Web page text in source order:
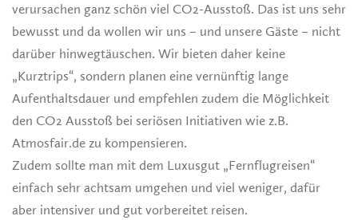
verursachen ganz schön viel CO2-Ausstoß. Das ist uns sehr
bewusst und da wollen wir uns – und unsere Gäste – nicht
darüber hinwegtäuschen. Wir bieten daher keine
„Kurztrips“, sondern planen eine vernünftig lange
Aufenthaltsdauer und empfehlen zudem die Möglichkeit
den CO2 Ausstoß bei seriösen Initiativen wie z.B.
Atmosfair.de zu kompensieren.
Zudem sollte man mit dem Luxusgut „Fernflugreisen“
einfach sehr achtsam umgehen und viel weniger, dafür
aber intensiver und gut vorbereitet reisen.